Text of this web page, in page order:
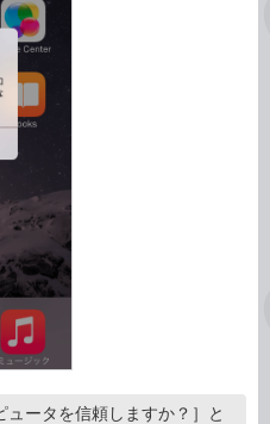
ータを信頼しますか？］と